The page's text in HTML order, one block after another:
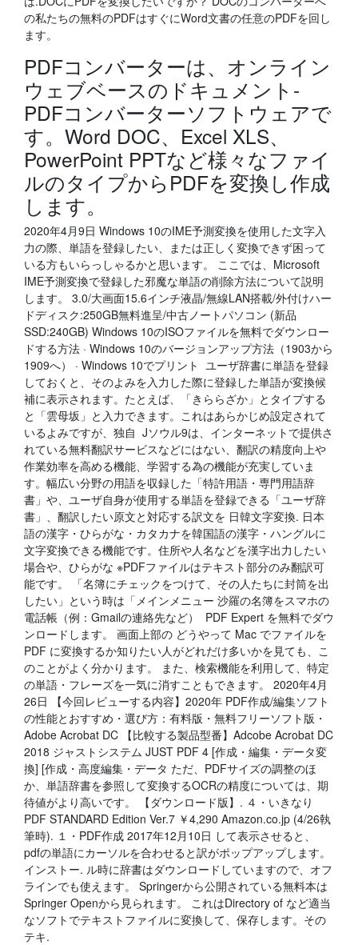
の私たちの無料のPDFはすぐにWord文書の任意のPDFを回し
ます。
PDFコンバーターは、オンライン
ウェブベースのドキュメント-
PDFコンバーターソフトウェアで
す。Word DOC、Excel XLS、
PowerPoint PPTなど様々なファイ
ルのタイプからPDFを変換し作成
します。
2020年4月9日 Windows 10のIME予測変換を使用した文字入
力の際、単語を登録したい、または正しく変換できず困って
いる方もいらっしゃるかと思います。 ここでは、Microsoft
IME予測変換で登録した邪魔な単語の削除方法について説明
します。 3.0/大画面15.6インチ液晶/無線LAN搭載/外付けハー
ドディスク:250GB無料進呈/中古ノートパソコン (新品
SSD:240GB) Windows 10のISOファイルを無料でダウンロー
ドする方法 · Windows 10のバージョンアップ方法（1903から
1909へ） · Windows 10でプリント ユーザ辞書に単語を登録
しておくと、そのよみを入力した際に登録した単語が変換候
補に表示されます。たとえば、「きららざか」とタイプする
と「雲母坂」と入力できます。これはあらかじめ設定されて
いるよみですが、独自 Jソウル9は、インターネットで提供さ
れている無料翻訳サービスなどにはない、翻訳の精度向上や
作業効率を高める機能、学習する為の機能が充実していま
す。幅広い分野の用語を収録した「特許用語・専門用語辞
書」や、ユーザ自身が使用する単語を登録できる「ユーザ辞
書」、翻訳したい原文と対応する訳文を 日韓文字変換. 日本
語の漢字・ひらがな・カタカナを韓国語の漢字・ハングルに
文字変換できる機能です。住所や人名などを漢字出力したい
場合や、ひらがな ※PDFファイルはテキスト部分のみ翻訳可
能です。 「名簿にチェックをつけて、その人たちに封筒を出
したい」という時は「メインメニュー 沙羅の名簿をスマホの
電話帳（例：Gmailの連絡先など） PDF Expert を無料でダウ
ンロードします。 画面上部の どうやって Mac でファイルを
PDF に変換するか知りたい人がどれだけ多いかを見ても、こ
のことがよく分かります。 また、検索機能を利用して、特定
の単語・フレーズを一気に消すこともできます。 2020年4月
26日 【今回レビューする内容】2020年 PDF作成/編集ソフト
の性能とおすすめ・選び方：有料版・無料フリーソフト版・
Adobe Acrobat DC 【比較する製品型番】Adcobe Acrobat DC
2018 ジャストシステム JUST PDF 4 [作成・編集・データ変
換] [作成・高度編集・データ ただ、PDFサイズの調整のほ
か、単語辞書を参照して変換するOCRの精度については、期
待値がより高いです。 【ダウンロード版】. ４・いきなり
PDF STANDARD Edition Ver.7 ￥4,290 Amazon.co.jp (4/26執
筆時). １・PDF作成 2017年12月10日 して表示させると、
pdfの単語にカーソルを合わせると訳がポップアップします。
インストー. ル時に辞書はダウンロードしていますので、オフ
ラインでも使えます。 Springerから公開されている無料本は
Springer Openから⾒られます。 これはDirectory of など適当
なソフトでテキストファイルに変換して、保存します。その
テキ.